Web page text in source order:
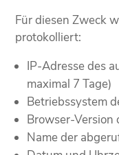
Für diesen Zweck
protokolliert:
IP-Adresse des
maximal 7 Tage)
Betriebssystem
Browser-Version
Name der